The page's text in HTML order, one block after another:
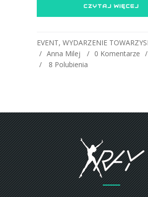
CZYTAJ WIĘCEJ
EVENT, WYDARZENIE
Anna Milej
0 Komentarze
8 Polubienia